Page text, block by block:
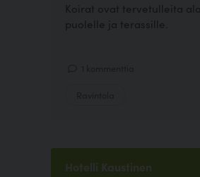
Koirat ovat tervetulleita
puolelle ja terassille.
Hotelli Kaustinen